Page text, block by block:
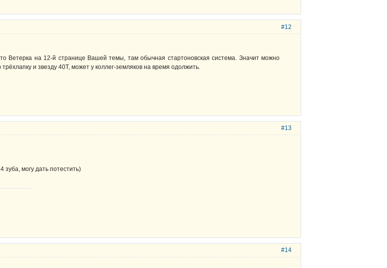
#12
Ветерка на 12-й странице Вашей темы, там обычная стартоновская система. Значит можно
трёхлапку и звезду 40Т, может у коллег-земляков на время одолжить.
#13
зуба, могу дать потестить)
#14